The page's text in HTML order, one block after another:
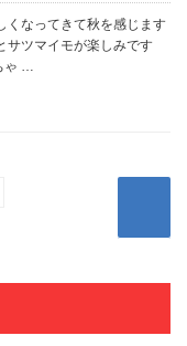
くなってきて秋を感じます
サツマイモが楽しみです
ゃ …